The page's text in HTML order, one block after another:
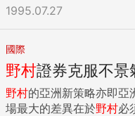
1995.07.27
國際
野村證券克服不景
野村的亞洲新策略亦即亞
場最大的差異在於野村必